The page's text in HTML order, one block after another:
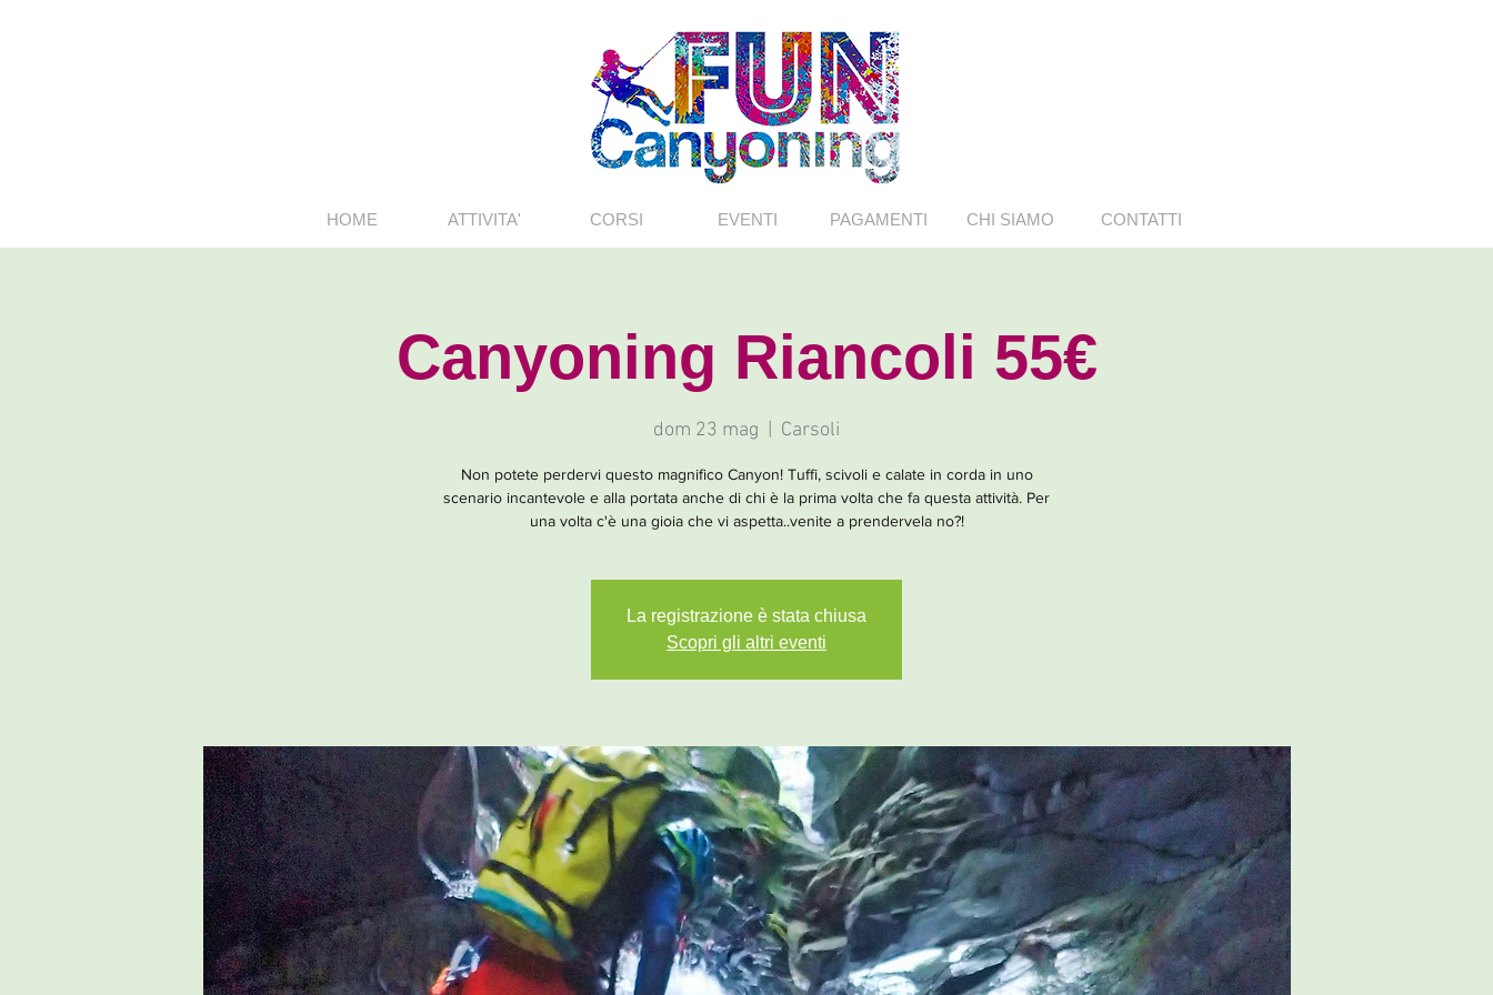
HOME ATTIVITA' CORSI EVENTI PAGAMENTI CHI SIAMO CONTATTI
Canyoning Riancoli 55€
dom 23 mag
  |
Carsoli
Non potete perdervi questo magnifico Canyon! Tuffi, scivoli e calate in corda in uno
scenario incantevole e alla portata anche di chi è la prima volta che fa questa attività. Per
una volta c'è una gioia che vi aspetta..venite a prendervela no?!
La registrazione è stata chiusa
Scopri gli altri eventi